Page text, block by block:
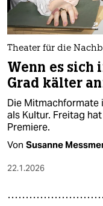
Theater für die
Wenn es sich
Grad kälter
Die Mitmachformate
als Kultur. Freitag
Premiere.
Von Susanne
22.1.2026